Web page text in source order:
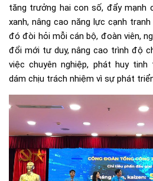
tăng trưởng hai con số, đẩy mạnh
xanh, nâng cao năng lực cạnh
đó đòi hỏi mỗi cán bộ, đoàn viên,
đổi mới tư duy, nâng cao trình độ
việc chuyên nghiệp, phát huy
dám chịu trách nhiệm vì sự phát